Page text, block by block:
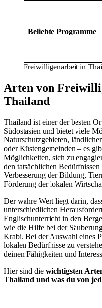
Beliebte Programme
Freiwilligenarbeit in
Arten von
Thailand
Thailand ist einer der besten
Südostasien und bietet viele
Naturschutzgebieten,
oder Küstengemeinden – es
Möglichkeiten, sich zu
den tatsächlichen
Verbesserung der Bildung,
Förderung der lokalen
Der wahre Wert liegt darin,
unterschiedlichen
Englischunterricht in den
wie die Hilfe bei der
Krabi. Bei der Auswahl eines
lokalen Bedürfnisse zu
deinen Fähigkeiten und
Hier sind die wichtigsten
Thailand und was du von